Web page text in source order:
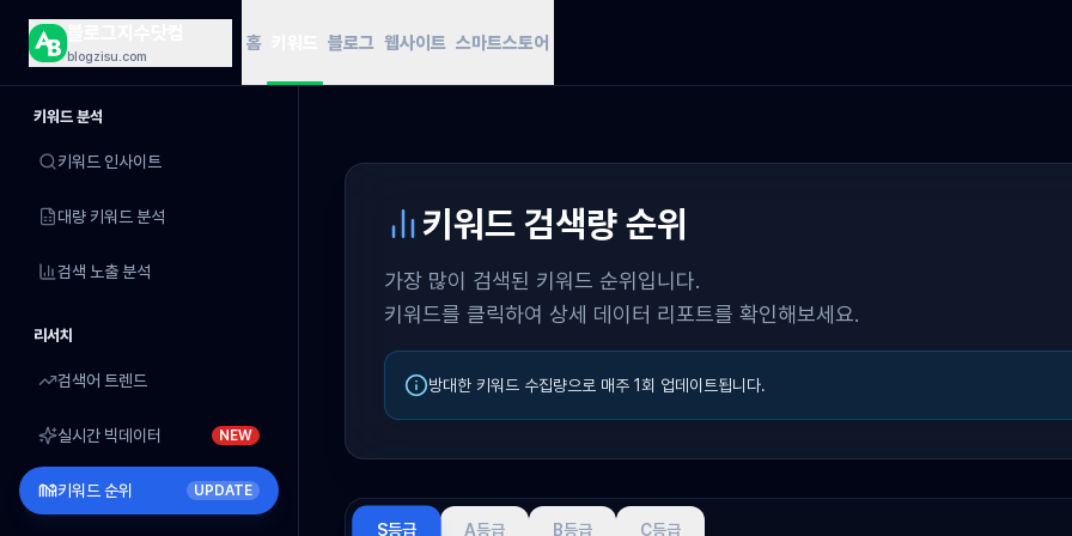
blogzisu.com
홈 블로그 웹사이트 스마트스토어
키워드 분석
키워드 인사이트
대량 키워드 분석
검색 노출 분석
리서치
검색어 트렌드
실시간 빅데이터 NEW
키워드 순위 UPDATE
키워드 검색량 순위
가장 많이 검색된 키워드 순위입니다.
키워드를 클릭하여 상세 데이터 리포트를 확인해보세요.
방대한 키워드 수집량으로 매주 1회 업데이트됩니다.
S등급 A등급 B등급 C등급